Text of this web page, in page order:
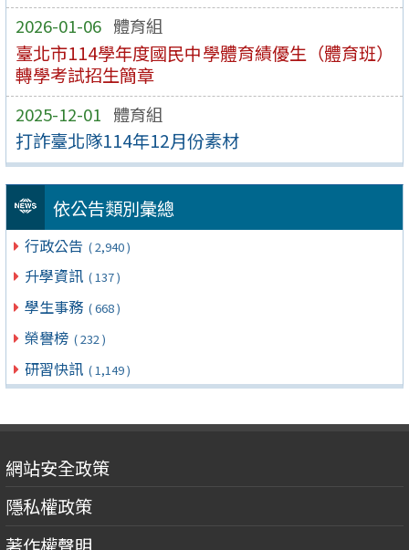
2026-01-06 體育組
臺北市114學年度國民中學體育績優生（體育班）
轉學考試招生簡章
2025-12-01 體育組
打詐臺北隊114年12月份素材
依公告類別彙總
行政公告 ( 2,940 )
升學資訊 ( 137 )
學生事務 ( 668 )
榮譽榜 ( 232 )
研習快訊 ( 1,149 )
網站安全政策
隱私權政策